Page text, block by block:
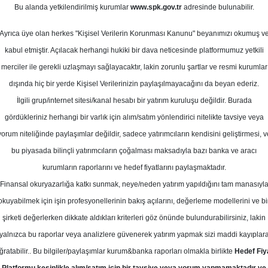
2024
Potansiyeli
Kurum Sayısı
1
Çarşamba, 20 Kasım 2024
Yatırım Hedef Fiyat
Karsan için hedef fiyatını 16,0
tavsiyesini 'NÖTR'den 'TUT'a
Bu alanda yetkilendirilmiş kurumlar www.spk.gov.tradresinde bulunabilir.
Ayrıca üye olan herkes "Kişisel Verilerin Korunması Kanunu" beyanımızı okumuş ve
kabul etmiştir. Açılacak herhangi hukiki bir dava neticesinde platformumuz yetkili
merciler ile gerekli uzlaşmayı sağlayacaktır, lakin zorunlu şartlar ve resmi kurumlar
dışında hiç bir yerde Kişisel Verilerinizin paylaşılmayacağını da beyan ederiz.
İlgili grup/internet sitesi/kanal hesabı bir yatırım kuruluşu değildir. Burada
gördükleriniz herhangi bir varlık için alım/satım yönlendirici nitelikte tavsiye veya
niteliğinde paylaşımlar değildir, sadece yatırımcıların kendisini geliştirmesi,
bu piyasada bilinçli yatırımcıların çoğalması maksadıyla bazı banka ve aracı
kurumların raporlarını ve hedef fiyatlarını paylaşmaktadır.
Finansal okuryazarlığa katkı sunmak, neye/neden yatırım yapıldığını tam manasıyla
için işin profesyonellerinin bakış açılarını, değerleme modellerini ve
şirketi değerlerken dikkate aldıkları kriterleri göz önünde bulundurabilirsiniz, lakin
yalnızca bu raporlar veya analizlere güvenerek yatırım yapmak sizi maddi
Bu bilgiler/paylaşımlar kurum&banka raporları olmakla birlikte Hedef